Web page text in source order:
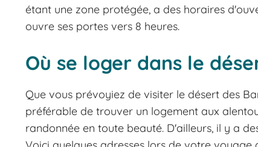
étant une zone protégée, a des horaires
ouvre ses portes vers 8 heures.
Où se loger dans le
Que vous prévoyiez de visiter le désert des
préférable de trouver un logement aux
randonnée en toute beauté. D'ailleurs, il y a